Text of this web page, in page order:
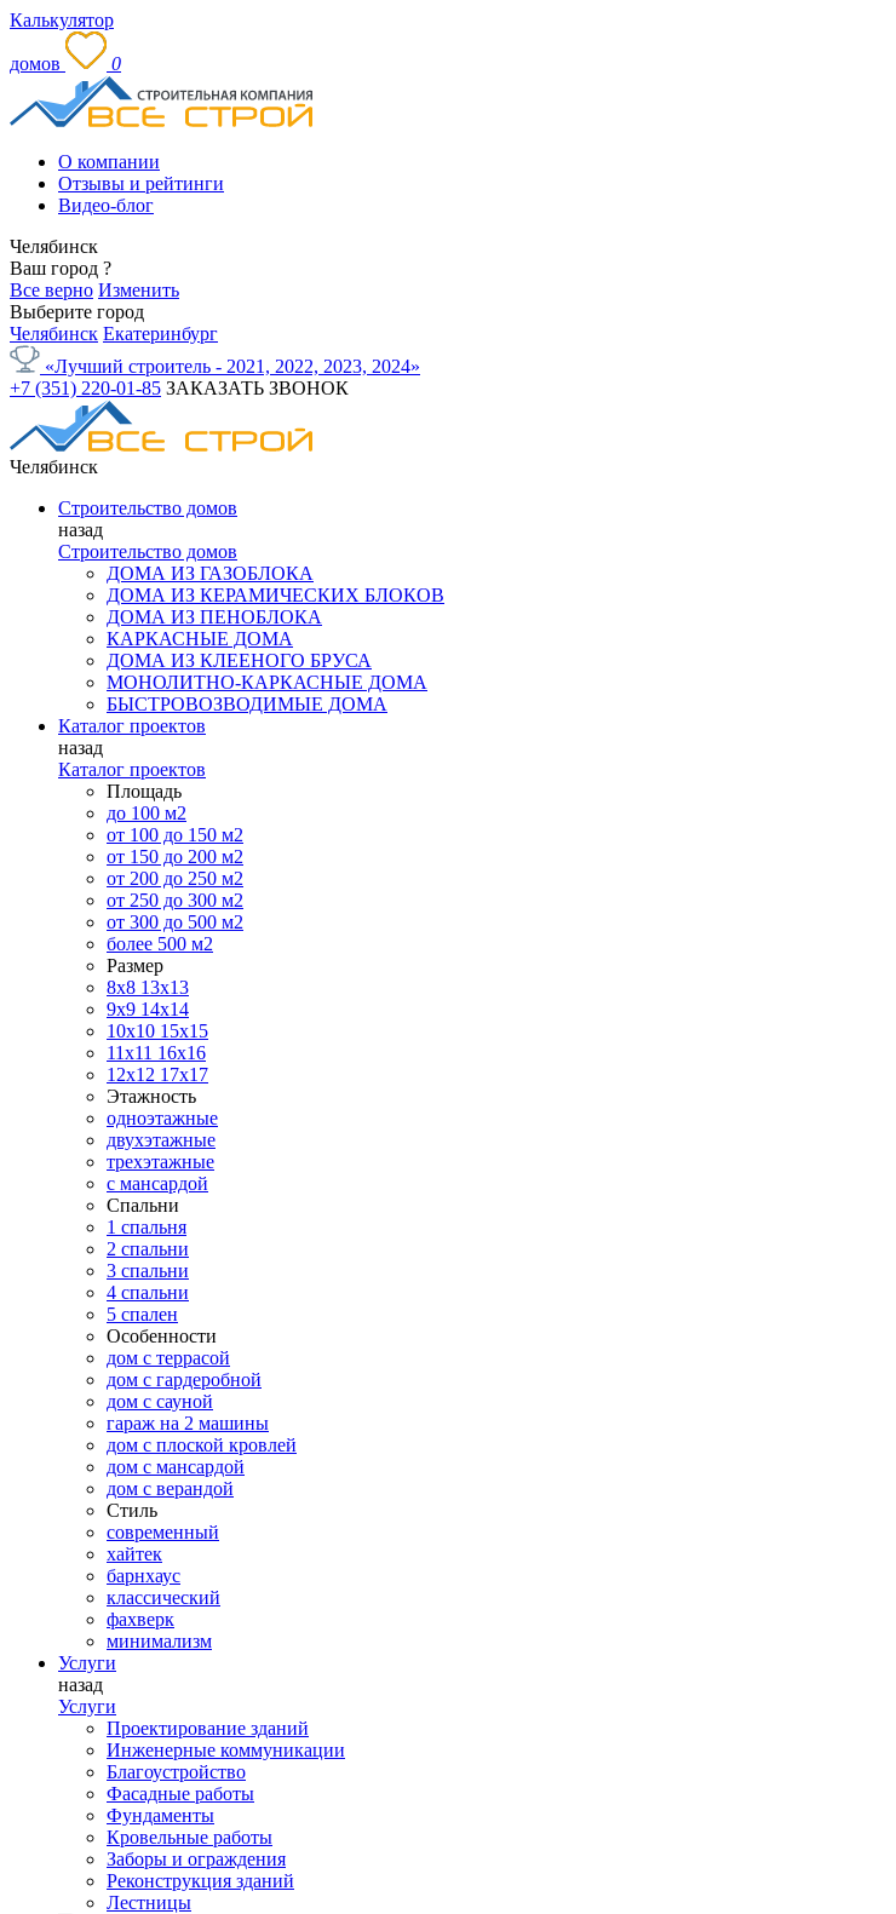
Калькулятор
домов 0
О компании
Отзывы и рейтинги
Видео-блог
Челябинск
Ваш город ?
Все верно Изменить
Выберите город
Челябинск Екатеринбург
«Лучший строитель - 2021, 2022, 2023, 2024»
+7 (351) 220-01-85 ЗАКАЗАТЬ ЗВОНОК
Челябинск
Строительство домов
назад
Строительство домов
ДОМА ИЗ ГАЗОБЛОКА
ДОМА ИЗ КЕРАМИЧЕСКИХ БЛОКОВ
ДОМА ИЗ ПЕНОБЛОКА
КАРКАСНЫЕ ДОМА
ДОМА ИЗ КЛЕЕНОГО БРУСА
МОНОЛИТНО-КАРКАСНЫЕ ДОМА
БЫСТРОВОЗВОДИМЫЕ ДОМА
Каталог проектов
назад
Каталог проектов
Площадь
до 100 м2
от 100 до 150 м2
от 150 до 200 м2
от 200 до 250 м2
от 250 до 300 м2
от 300 до 500 м2
более 500 м2
Размер
8х8 13х13
9х9 14х14
10х10 15х15
11x11 16х16
12х12 17х17
Этажность
одноэтажные
двухэтажные
трехэтажные
с мансардой
Спальни
1 спальня
2 спальни
3 спальни
4 спальни
5 спален
Особенности
дом с террасой
дом с гардеробной
дом с сауной
гараж на 2 машины
дом с плоской кровлей
дом с мансардой
дом с верандой
Стиль
современный
хайтек
барнхаус
классический
фахверк
минимализм
Услуги
назад
Услуги
Проектирование зданий
Инженерные коммуникации
Благоустройство
Фасадные работы
Фундаменты
Кровельные работы
Заборы и ограждения
Реконструкция зданий
Лестницы